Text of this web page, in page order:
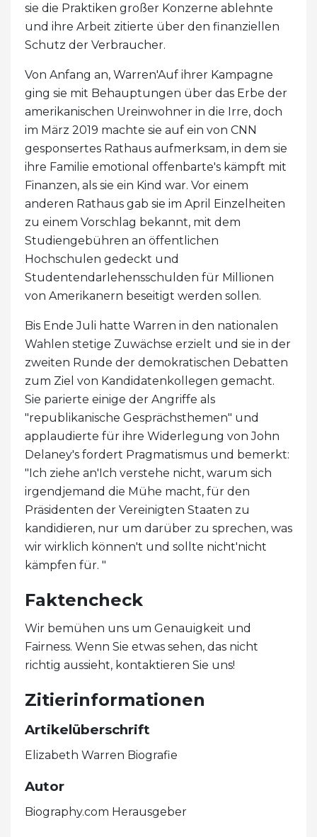
sie die Praktiken großer Konzerne ablehnte
und ihre Arbeit zitierte über den finanziellen
Schutz der Verbraucher.
Von Anfang an, Warren'Auf ihrer Kampagne
ging sie mit Behauptungen über das Erbe der
amerikanischen Ureinwohner in die Irre, doch
im März 2019 machte sie auf ein von CNN
gesponsertes Rathaus aufmerksam, in dem sie
ihre Familie emotional offenbarte's kämpft mit
Finanzen, als sie ein Kind war. Vor einem
anderen Rathaus gab sie im April Einzelheiten
zu einem Vorschlag bekannt, mit dem
Studiengebühren an öffentlichen
Hochschulen gedeckt und
Studentendarlehensschulden für Millionen
von Amerikanern beseitigt werden sollen.
Bis Ende Juli hatte Warren in den nationalen
Wahlen stetige Zuwächse erzielt und sie in der
zweiten Runde der demokratischen Debatten
zum Ziel von Kandidatenkollegen gemacht.
Sie parierte einige der Angriffe als
"republikanische Gesprächsthemen" und
applaudierte für ihre Widerlegung von John
Delaney's fordert Pragmatismus und bemerkt:
"Ich ziehe an'Ich verstehe nicht, warum sich
irgendjemand die Mühe macht, für den
Präsidenten der Vereinigten Staaten zu
kandidieren, nur um darüber zu sprechen, was
wir wirklich können't und sollte nicht'nicht
kämpfen für. "
Faktencheck
Wir bemühen uns um Genauigkeit und
Fairness. Wenn Sie etwas sehen, das nicht
richtig aussieht, kontaktieren Sie uns!
Zitierinformationen
Artikelüberschrift
Elizabeth Warren Biografie
Autor
Biography.com Herausgeber